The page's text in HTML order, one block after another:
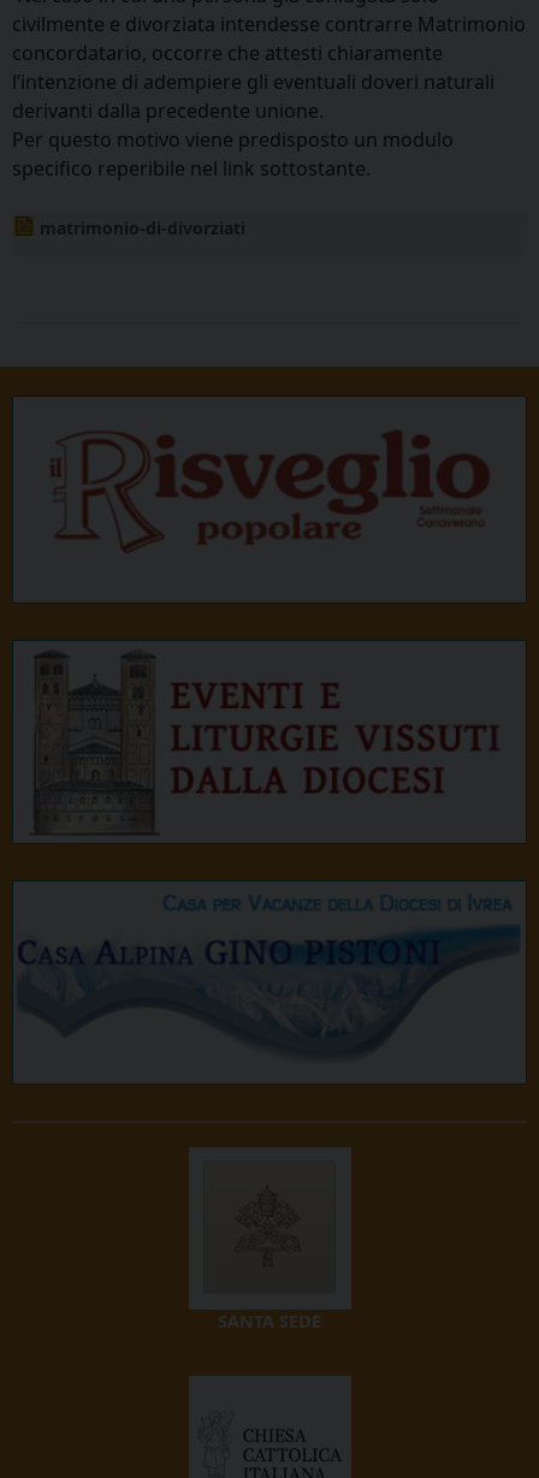
civilmente e divorziata intendesse contrarre Matrimonio
concordatario, occorre che attesti chiaramente
l’intenzione di adempiere gli eventuali doveri naturali
derivanti dalla precedente unione.
Per questo motivo viene predisposto un modulo
specifico reperibile nel link sottostante.
matrimonio-di-divorziati
SANTA SEDE